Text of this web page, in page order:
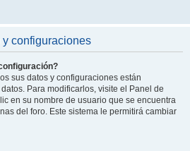
configuraciones
sus datos y configuraciones están
Para modificarlos, visite el Panel de
en su nombre de usuario que se encuentra
del foro. Este sistema le permitirá cambiar